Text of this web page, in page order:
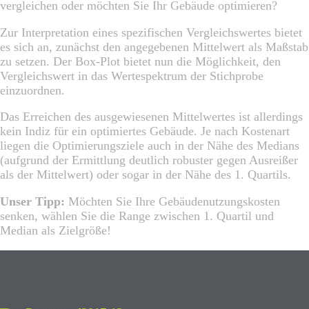
vergleichen oder möchten Sie Ihr Gebäude optimieren?
Zur Interpretation eines spezifischen Vergleichswertes bietet
es sich an, zunächst den angegebenen Mittelwert als Maßstab
zu setzen. Der Box-Plot bietet nun die Möglichkeit, den
Vergleichswert in das Wertespektrum der Stichprobe
einzuordnen.
Das Erreichen des ausgewiesenen Mittelwertes ist allerdings
kein Indiz für ein optimiertes Gebäude. Je nach Kostenart
liegen die Optimierungsziele auch in der Nähe des Medians
(aufgrund der Ermittlung deutlich robuster gegen Ausreißer
als der Mittelwert) oder sogar in der Nähe des 1. Quartils.
Unser Tipp: Möchten Sie Ihre Gebäudenutzungskosten
senken, wählen Sie die Range zwischen 1. Quartil und
Median als Zielgröße!